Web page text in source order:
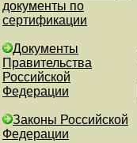
документы по
сертификации
Документы
Правительства
Российской
Федерации
Законы Российской
Федерации